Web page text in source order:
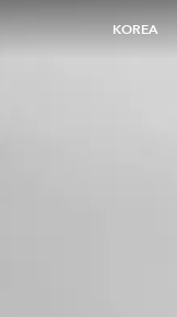
KOREA